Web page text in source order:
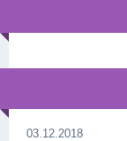
03.12.2018